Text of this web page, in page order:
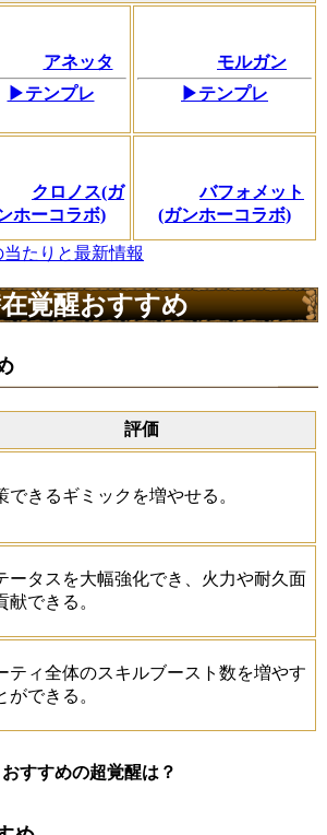
アネッタ
▶テンプレ
モルガン
▶テンプレ
クロノス(ガ
ホーコラボ)
バフォメット
(ガンホーコラボ)
たりと最新情報
覚醒おすすめ
評価
できるギミックを増やせる。
ータスを大幅強化でき、火力や耐久面
献できる。
ティ全体のスキルブースト数を増やす
ができる。
おすすめの超覚醒は？